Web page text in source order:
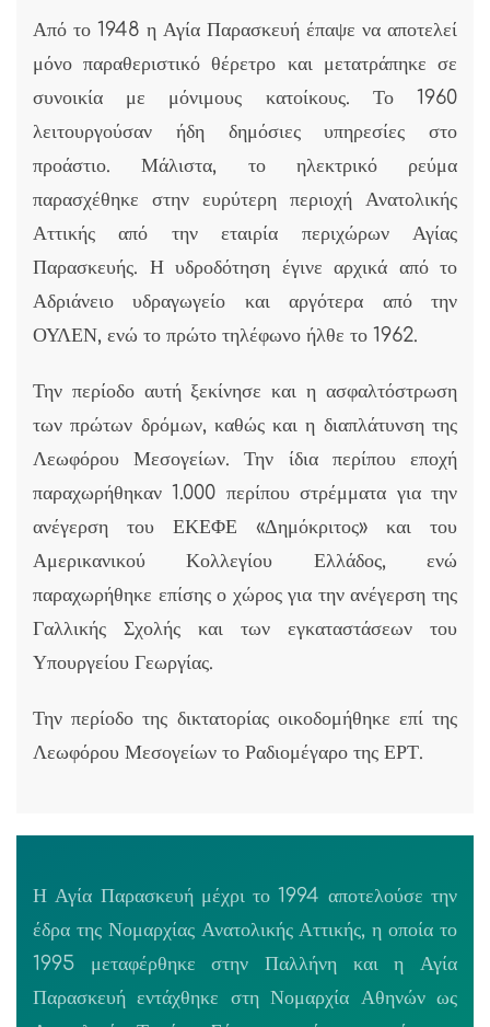
Από το 1948 η Αγία Παρασκευή έπαψε να αποτελεί
μόνο παραθεριστικό θέρετρο και μετατράπηκε σε
συνοικία με μόνιμους κατοίκους. Το 1960
λειτουργούσαν ήδη δημόσιες υπηρεσίες στο
προάστιο. Μάλιστα, το ηλεκτρικό ρεύμα
παρασχέθηκε στην ευρύτερη περιοχή Ανατολικής
Αττικής από την εταιρία περιχώρων Αγίας
Παρασκευής. Η υδροδότηση έγινε αρχικά από το
Αδριάνειο υδραγωγείο και αργότερα από την
ΟΥΛΕΝ, ενώ το πρώτο τηλέφωνο ήλθε το 1962.
Την περίοδο αυτή ξεκίνησε και η ασφαλτόστρωση
των πρώτων δρόμων, καθώς και η διαπλάτυνση της
Λεωφόρου Μεσογείων. Την ίδια περίπου εποχή
παραχωρήθηκαν 1.000 περίπου στρέμματα για την
ανέγερση του ΕΚΕΦΕ «Δημόκριτος» και του
Αμερικανικού Κολλεγίου Ελλάδος, ενώ
παραχωρήθηκε επίσης ο χώρος για την ανέγερση της
Γαλλικής Σχολής και των εγκαταστάσεων του
Υπουργείου Γεωργίας.
Την περίοδο της δικτατορίας οικοδομήθηκε επί της
Λεωφόρου Μεσογείων το Ραδιομέγαρο της ΕΡΤ.
Η Αγία Παρασκευή μέχρι το 1994 αποτελούσε την
έδρα της Νομαρχίας Ανατολικής Αττικής, η οποία το
1995 μεταφέρθηκε στην Παλλήνη και η Αγία
Παρασκευή εντάχθηκε στη Νομαρχία Αθηνών ως